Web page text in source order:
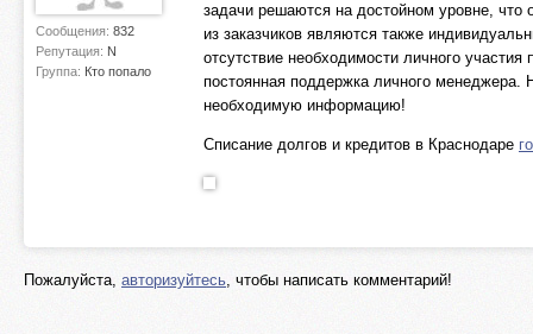
Сообщения: 832
Репутация: N
Группа: Кто попало
задачи решаются на достойном уровне,
из заказчиков являются также
отсутствие необходимости личного
постоянная поддержка личного
необходимую информацию!
Списание долгов и кредитов в Краснодаре
Пожалуйста, авторизуйтесь, чтобы написать комментарий!